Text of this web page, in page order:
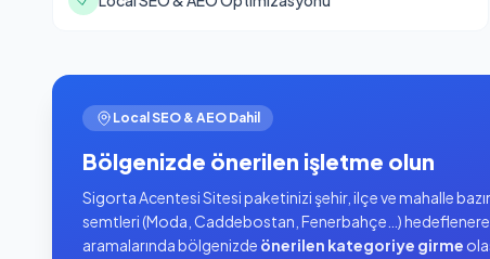
Local SEO & AEO Dahil
Bölgenizde önerilen işletme olun
Sigorta Acentesi Sitesi paketinizi şehir, ilçe ve mahalle
semtleri (Moda, Caddebostan, Fenerbahçe…)
aramalarında bölgenizde önerilen kategoriye girme